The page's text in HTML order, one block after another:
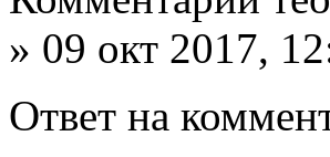
» 09 окт 2017,
Ответ на